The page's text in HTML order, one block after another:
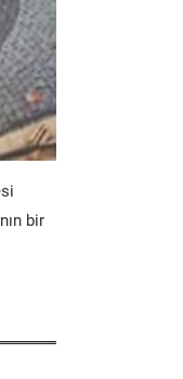
bir